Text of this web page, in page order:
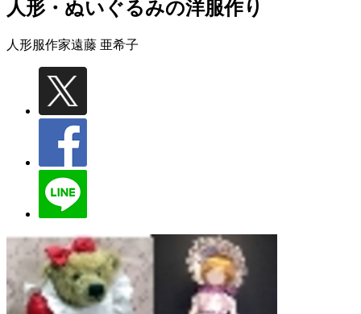
人形・ぬいぐるみの洋服作り
人形服作家遠藤 亜希子